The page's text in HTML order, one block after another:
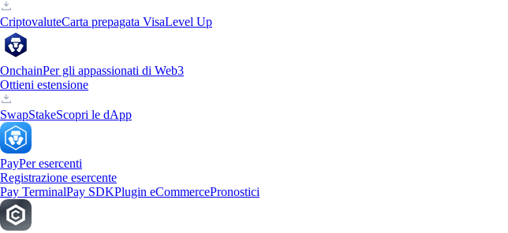
CriptovaluteCarta prepagata VisaLevel Up
OnchainPer gli appassionati di Web3
Ottieni estensione
SwapStakeScopri le dApp
PayPer esercenti
Registrazione esercente
Pay TerminalPay SDKPlugin eCommercePronostici